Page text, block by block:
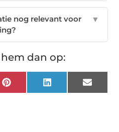
nog relevant voor
▼
dan op:
Pinterest LinkedIn Email